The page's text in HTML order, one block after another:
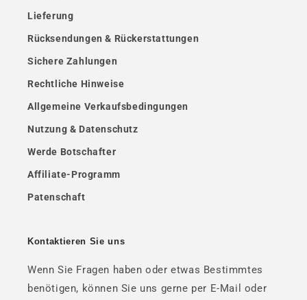
Lieferung
Rücksendungen & Rückerstattungen
Sichere Zahlungen
Rechtliche Hinweise
Allgemeine Verkaufsbedingungen
Nutzung & Datenschutz
Werde Botschafter
Affiliate-Programm
Patenschaft
Kontaktieren Sie uns
Wenn Sie Fragen haben oder etwas Bestimmtes
benötigen, können Sie uns gerne per E-Mail oder